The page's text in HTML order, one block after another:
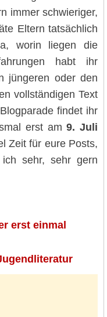
immer schwieriger,
Eltern tatsächlich
worin liegen die
habt ihr
jüngeren oder den
vollständigen Text
findet ihr
erst am9. Juli
Zeit für eure Posts,
sehr, sehr gern
erst einmal